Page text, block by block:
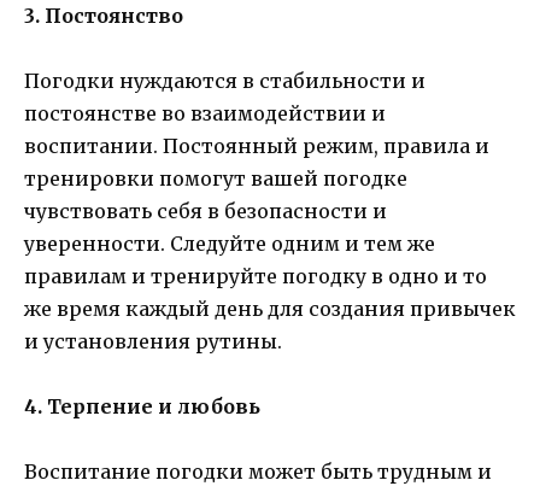
3. Постоянство
Погодки нуждаются в стабильности и
постоянстве во взаимодействии и
воспитании. Постоянный режим, правила и
тренировки помогут вашей погодке
чувствовать себя в безопасности и
уверенности. Следуйте одним и тем же
правилам и тренируйте погодку в одно и то
же время каждый день для создания привычек
и установления рутины.
4. Терпение и любовь
Воспитание погодки может быть трудным и